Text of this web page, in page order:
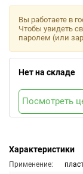
Характеристики
Применение:
Вы работаете в
Чтобы увидеть
паролем (или
Нет на складе
Посмотреть